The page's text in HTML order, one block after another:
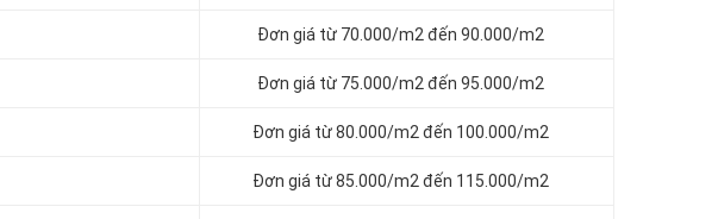
Đơn giá từ 70.000/m2 đến 90.000/m2
Đơn giá từ 75.000/m2 đến 95.000/m2
Đơn giá từ 80.000/m2 đến 100.000/m2
Đơn giá từ 85.000/m2 đến 115.000/m2